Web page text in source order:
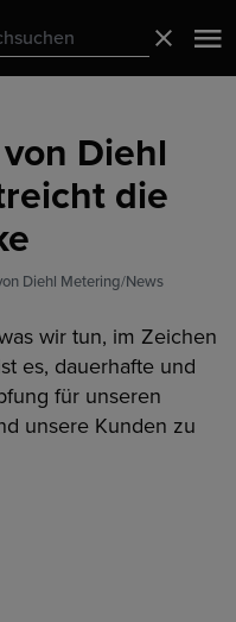
Diehl
die
Diehl Metering News
wir tun, im Zeichen
es, dauerhafte und
für unseren
unsere Kunden zu